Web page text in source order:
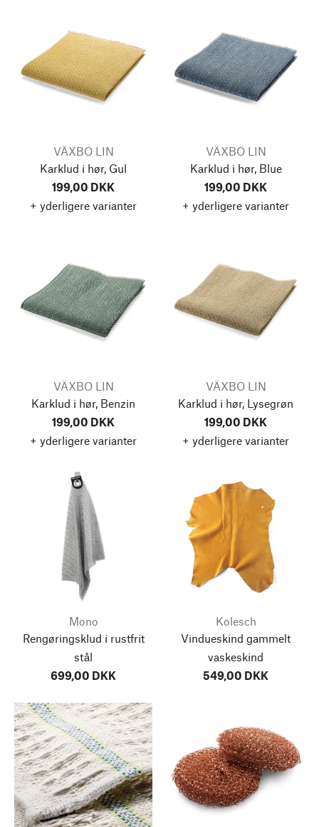
VÄXBO LIN
Karklud i hør, Gul
199,00 DKK
+ yderligere varianter
VÄXBO LIN
Karklud i hør, Blue
199,00 DKK
+ yderligere varianter
VÄXBO LIN
Karklud i hør, Benzin
199,00 DKK
+ yderligere varianter
VÄXBO LIN
Karklud i hør, Lysegrøn
199,00 DKK
+ yderligere varianter
Mono
Rengøringsklud i rustfrit
stål
699,00 DKK
Kolesch
Vindueskind gammelt
vaskeskind
549,00 DKK